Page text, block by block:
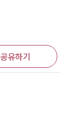
공유하기